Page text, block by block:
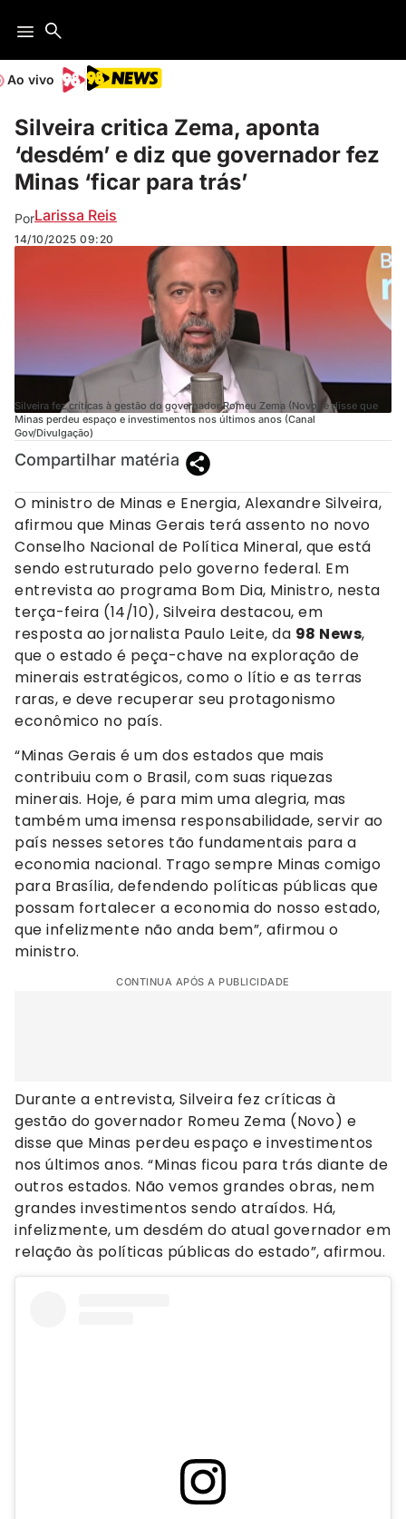
Ao vivo
Silveira critica Zema, aponta
‘desdém’ e diz que governador fez
Minas ‘ficar para trás’
PorLarissa Reis
14/10/2025 09:20
Silveira fez críticas à gestão do governador Romeu Zema (Novo) e disse que
Minas perdeu espaço e investimentos nos últimos anos (Canal
Gov/Divulgação)
Compartilhar matéria
O ministro de Minas e Energia, Alexandre Silveira,
afirmou que Minas Gerais terá assento no novo
Conselho Nacional de Política Mineral, que está
sendo estruturado pelo governo federal. Em
entrevista ao programa Bom Dia, Ministro, nesta
terça-feira (14/10), Silveira destacou, em
resposta ao jornalista Paulo Leite, da 98 News,
que o estado é peça-chave na exploração de
minerais estratégicos, como o lítio e as terras
raras, e deve recuperar seu protagonismo
econômico no país.
“Minas Gerais é um dos estados que mais
contribuiu com o Brasil, com suas riquezas
minerais. Hoje, é para mim uma alegria, mas
também uma imensa responsabilidade, servir ao
país nesses setores tão fundamentais para a
economia nacional. Trago sempre Minas comigo
para Brasília, defendendo políticas públicas que
possam fortalecer a economia do nosso estado,
que infelizmente não anda bem”, afirmou o
ministro.
CONTINUA APÓS A PUBLICIDADE
Durante a entrevista, Silveira fez críticas à
gestão do governador Romeu Zema (Novo) e
disse que Minas perdeu espaço e investimentos
nos últimos anos. “Minas ficou para trás diante de
outros estados. Não vemos grandes obras, nem
grandes investimentos sendo atraídos. Há,
infelizmente, um desdém do atual governador em
relação às políticas públicas do estado”, afirmou.